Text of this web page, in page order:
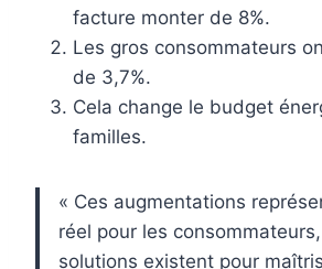
facture monter de 8%.
Les gros consommateurs
de 3,7%.
Cela change le budget
familles.
« Ces augmentations
réel pour les
solutions existent pour